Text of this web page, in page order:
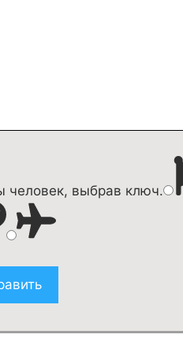
человек, выбрав ключ.